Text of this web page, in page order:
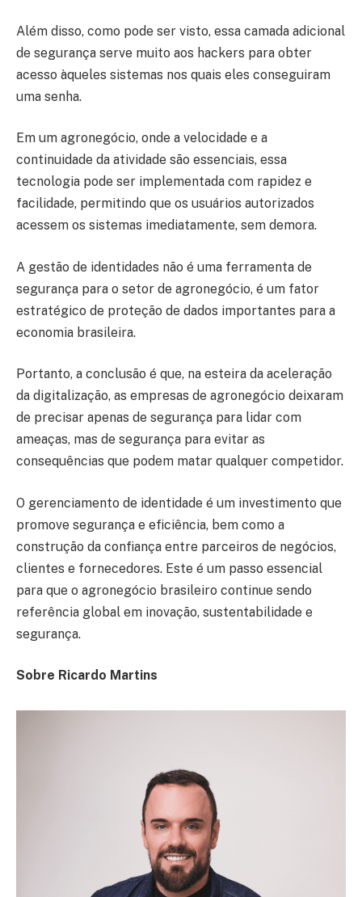
Além disso, como pode ser visto, essa camada adicional
de segurança serve muito aos hackers para obter
acesso àqueles sistemas nos quais eles conseguiram
uma senha.
Em um agronegócio, onde a velocidade e a
continuidade da atividade são essenciais, essa
tecnologia pode ser implementada com rapidez e
facilidade, permitindo que os usuários autorizados
acessem os sistemas imediatamente, sem demora.
A gestão de identidades não é uma ferramenta de
segurança para o setor de agronegócio, é um fator
estratégico de proteção de dados importantes para a
economia brasileira.
Portanto, a conclusão é que, na esteira da aceleração
da digitalização, as empresas de agronegócio deixaram
de precisar apenas de segurança para lidar com
ameaças, mas de segurança para evitar as
consequências que podem matar qualquer competidor.
O gerenciamento de identidade é um investimento que
promove segurança e eficiência, bem como a
construção da confiança entre parceiros de negócios,
clientes e fornecedores. Este é um passo essencial
para que o agronegócio brasileiro continue sendo
referência global em inovação, sustentabilidade e
segurança.
Sobre Ricardo Martins